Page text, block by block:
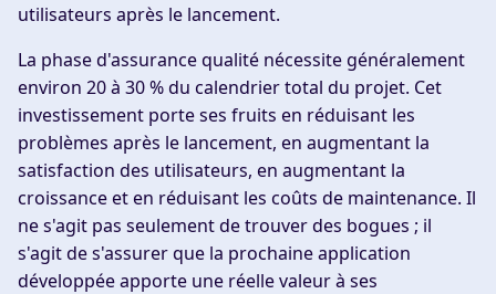
utilisateurs après le lancement.
La phase d'assurance qualité nécessite généralement
environ 20 à 30 % du calendrier total du projet. Cet
investissement porte ses fruits en réduisant les
problèmes après le lancement, en augmentant la
satisfaction des utilisateurs, en augmentant la
croissance et en réduisant les coûts de maintenance. Il
ne s'agit pas seulement de trouver des bogues ; il
s'agit de s'assurer que la prochaine application
développée apporte une réelle valeur à ses